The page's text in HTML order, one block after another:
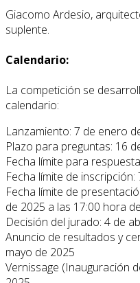
Giacomo Ardesio,
suplente.
Calendario:
La competición se
calendario:
Lanzamiento: 7 de enero
Plazo para preguntas: 16
Fecha límite para
Fecha límite de
Fecha límite de
de 2025 a las 17:00 hora
Decisión del jurado: 4 de
Anuncio de resultados y
mayo de 2025
Vernissage (Inauguración